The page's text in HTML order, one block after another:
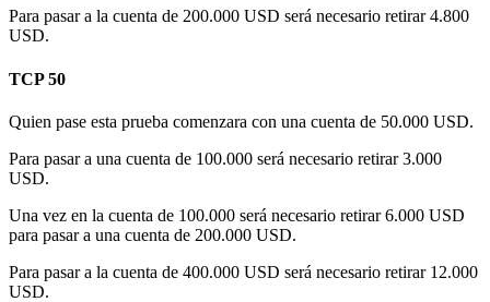
Para pasar a la cuenta de 200.000 USD será necesario retirar 4.800
USD.
TCP 50
Quien pase esta prueba comenzara con una cuenta de 50.000 USD.
Para pasar a una cuenta de 100.000 será necesario retirar 3.000
USD.
Una vez en la cuenta de 100.000 será necesario retirar 6.000 USD
para pasar a una cuenta de 200.000 USD.
Para pasar a la cuenta de 400.000 USD será necesario retirar 12.000
USD.